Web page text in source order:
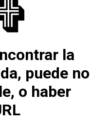
la
puede no
o haber